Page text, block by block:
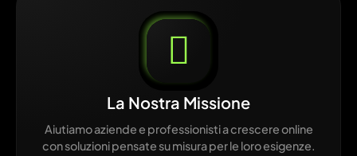
La Nostra Missione
Aiutiamo aziende e professionisti a crescere online
con soluzioni pensate su misura per le loro esigenze.